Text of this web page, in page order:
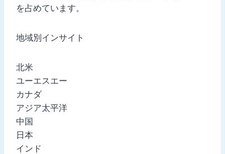
を占めています。
地域別インサイト
北米
ユーエスエー
カナダ
アジア太平洋
中国
日本
インド